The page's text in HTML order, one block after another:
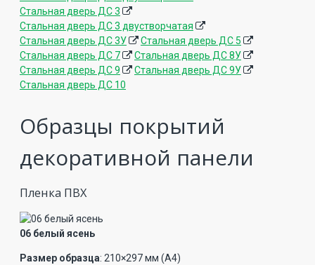
Стальная дверь ДС 3
Стальная дверь ДС 3 двустворчатая
Стальная дверь ДС 3У
Стальная дверь ДС 5
Стальная дверь ДС 7
Стальная дверь ДС 8У
Стальная дверь ДС 9
Стальная дверь ДС 9У
Стальная дверь ДС 10
Образцы покрытий
декоративной панели
Пленка ПВХ
06 белый ясень
Размер образца: 210×297 мм (А4)